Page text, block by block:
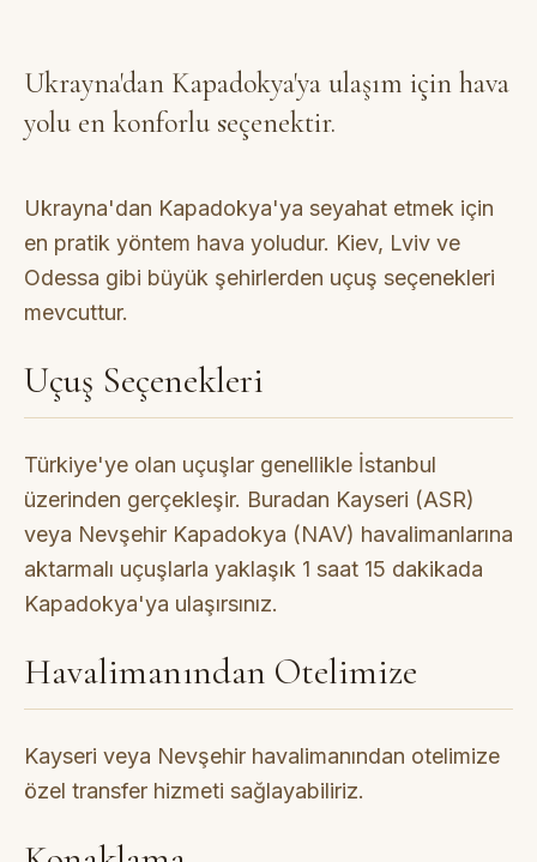
Ukrayna'dan Kapadokya'ya ulaşım için hava
yolu en konforlu seçenektir.
Ukrayna'dan Kapadokya'ya seyahat etmek için
en pratik yöntem hava yoludur. Kiev, Lviv ve
Odessa gibi büyük şehirlerden uçuş seçenekleri
mevcuttur.
Uçuş Seçenekleri
Türkiye'ye olan uçuşlar genellikle İstanbul
üzerinden gerçekleşir. Buradan Kayseri (ASR)
veya Nevşehir Kapadokya (NAV) havalimanlarına
aktarmalı uçuşlarla yaklaşık 1 saat 15 dakikada
Kapadokya'ya ulaşırsınız.
Havalimanından Otelimize
Kayseri veya Nevşehir havalimanından otelimize
özel transfer hizmeti sağlayabiliriz.